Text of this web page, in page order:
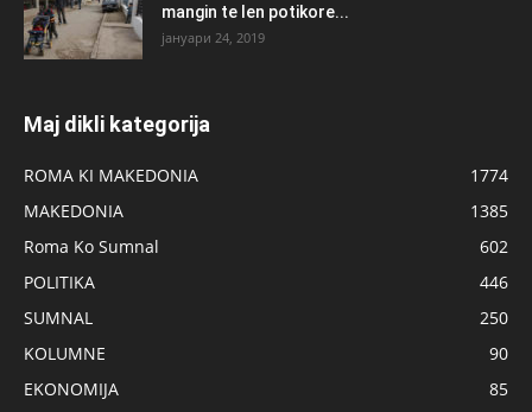
mangin te len potikore...
јануари 24, 2019
Maj dikli kategorija
ROMA KI MAKEDONIA
1774
MAKEDONIA
1385
Roma Ko Sumnal
602
POLITIKA
446
SUMNAL
250
KOLUMNE
90
EKONOMIJA
85